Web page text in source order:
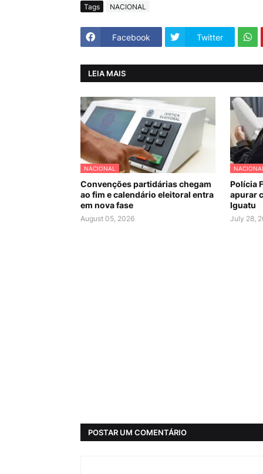
Tags NACIONAL
Facebook Twitter
LEIA MAIS
NACIONAL
Convenções partidárias chegam
ao fim e calendário eleitoral entra
em nova fase
August 05, 2026
Polícia
apurar
Iguatu
July 28,
POSTAR UM COMENTÁRIO